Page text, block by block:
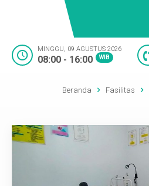
Bidan
MINGGU, 09 AGUSTUS 2026
08:00 - 16:00 WIB
Beranda Fasilitas